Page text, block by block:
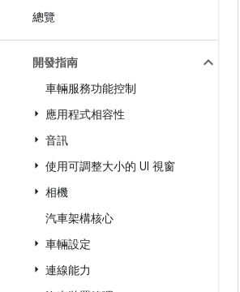
總覽
開發指南
車輛服務功能控制
應用程式相容性
音訊
使用可調整大小的 UI 視窗
相機
汽車架構核心
車輛設定
連線能力